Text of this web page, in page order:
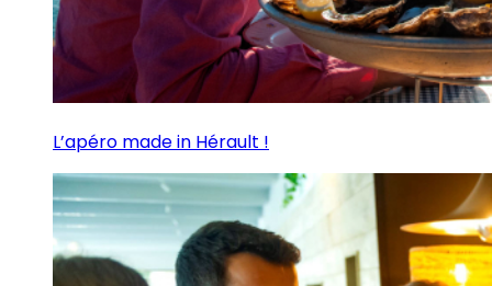
L’apéro made in Hérault !